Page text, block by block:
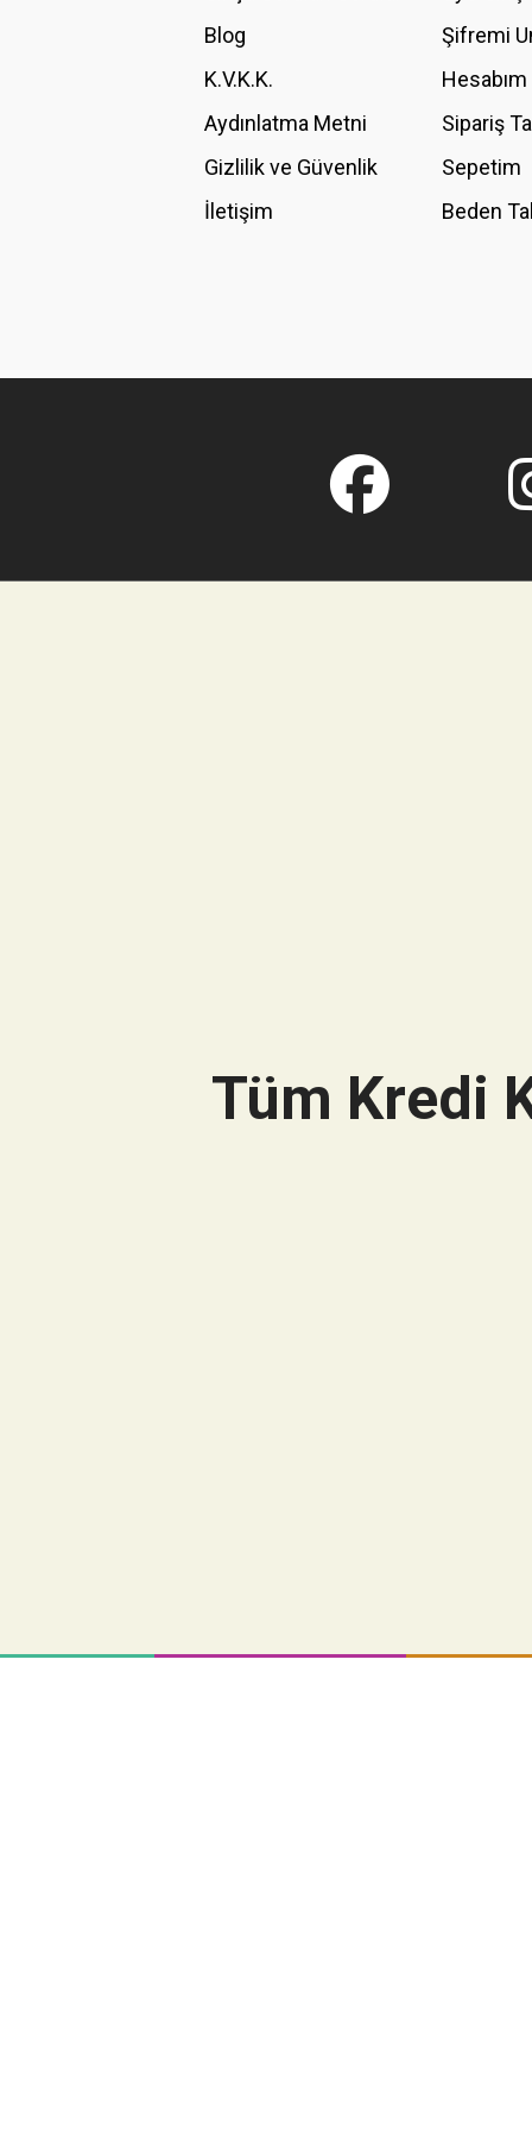
Ürün fiyatı diğer sitelerden daha pahalı.
Bu ürüne benzer farklı alternatifler olmalı.
Blog
K.V.K.K.
Aydınlatma Metni
Gizlilik ve Güvenlik
İletişim
Şifremi
Hesabım
Sipariş
Sepetim
Beden
Tüm Kredi